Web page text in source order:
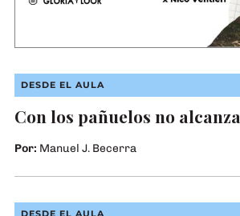
DESDE EL AULA
Ilustración: Japo (Diego A. Yamasato) para Revista Anfibia
Con los pañuelos no alcanza
Por: Manuel J. Becerra
Salvador Dalí, “La persistencia de la memoria” (1931)